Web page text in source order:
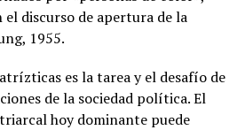
el discurso de apertura de la
1955.
es la tarea y el desafío de
de la sociedad política. El
hoy dominante puede